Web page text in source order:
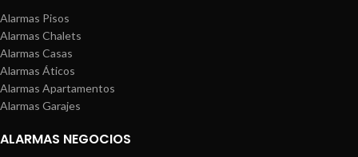
Alarmas Pisos
Alarmas Chalets
Alarmas Casas
Alarmas Áticos
Alarmas Apartamentos
Alarmas Garajes
ALARMAS NEGOCIOS